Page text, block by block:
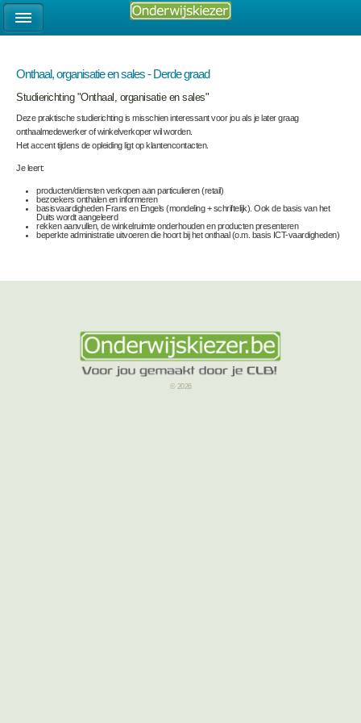
Onthaal, organisatie en sales - Derde graad
Studierichting "Onthaal, organisatie en sales"
Deze praktische studierichting is misschien interessant voor jou als je later graag
onthaalmedewerker of winkelverkoper wil worden.
Het accent tijdens de opleiding ligt op klantencontacten.
Je leert:
producten/diensten verkopen aan particulieren (retail)
bezoekers onthalen en informeren
basisvaardigheden Frans en Engels (mondeling + schriftelijk). Ook de basis van het
Duits wordt aangeleerd
rekken aanvullen, de winkelruimte onderhouden en producten presenteren
beperkte administratie uitvoeren die hoort bij het onthaal (o.m. basis ICT-vaardigheden)
© 2026